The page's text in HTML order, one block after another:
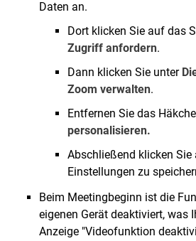
Daten an.
Dort klicken Sie auf das
Zugriff anfordern.
Dann klicken Sie unter
Zoom verwalten.
Entfernen Sie das
personalisieren.
Abschließend klicken Sie
Einstellungen zu
Beim Meetingbeginn ist die
eigenen Gerät deaktiviert, was
Anzeige "Videofunktion